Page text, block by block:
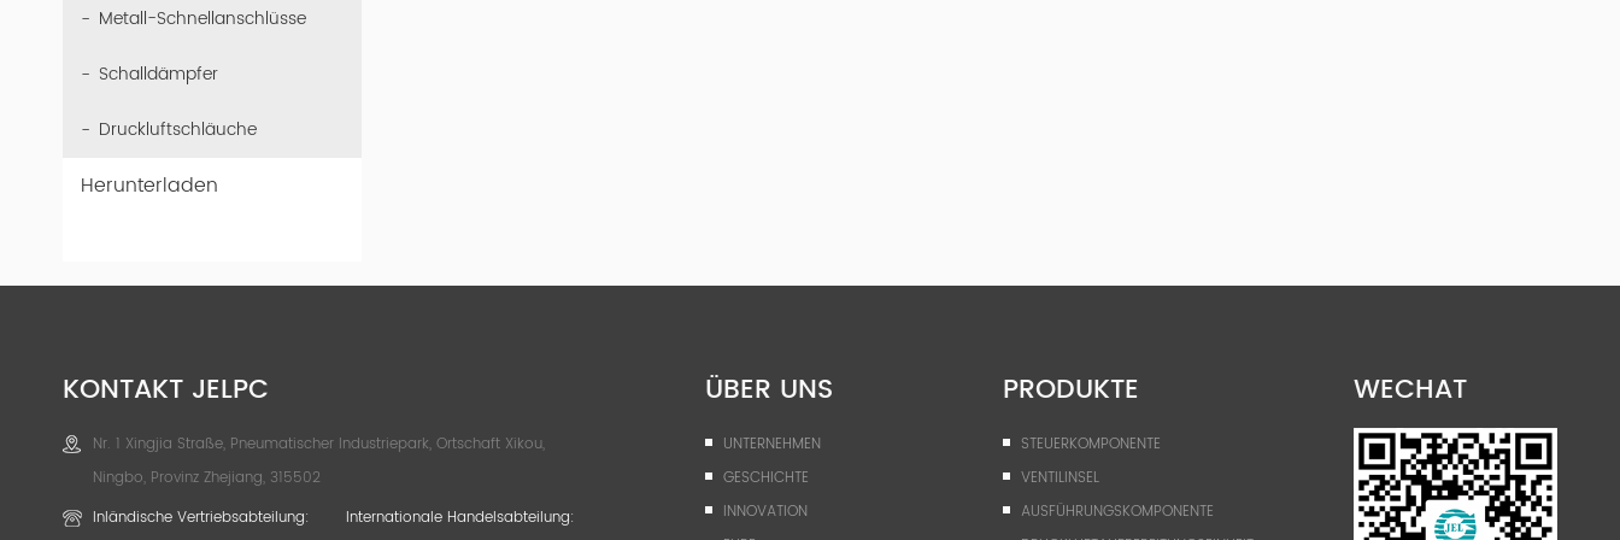
Metall-Schnellanschlüsse
Schalldämpfer
Druckluftschläuche
Herunterladen
KONTAKT JELPC
Nr. 1 Xingjia Straße, Pneumatischer Industriepark, Ortschaft Xikou,
Ningbo, Provinz Zhejiang, 315502
Inländische Vertriebsabteilung:
Internationale Handelsabteilung:
ÜBER UNS
UNTERNEHMEN
GESCHICHTE
INNOVATION
PRODUKTE
STEUERKOMPONENTE
VENTILINSEL
AUSFÜHRUNGSKOMPONENTE
WECHAT